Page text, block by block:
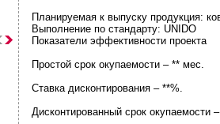
м
н
е
о
х
о
д
Планируемая к выпуску продукция:
Выполнение по стандарту: UNIDO
Показатели эффективности проекта
Простой срок окупаемости – ** мес.
Ставка дисконтирования – **%.
Дисконтированный срок окупаемости